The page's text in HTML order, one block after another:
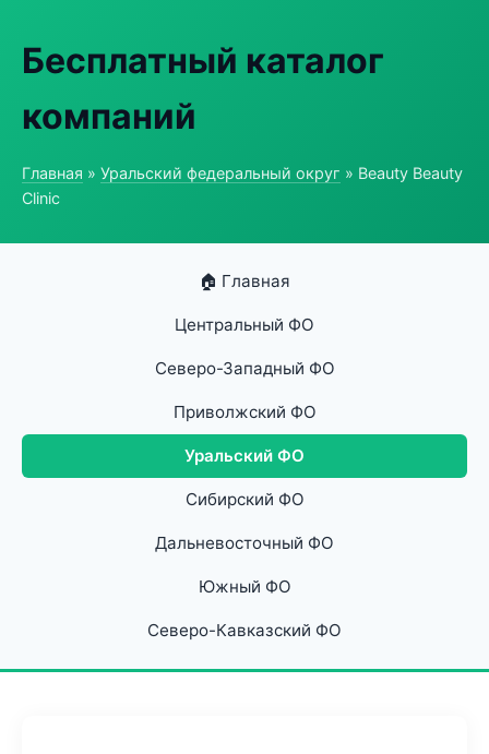
Бесплатный каталог
компаний
Главная » Уральский федеральный округ » Beauty Beauty
Clinic
🏠 Главная
Центральный ФО
Северо-Западный ФО
Приволжский ФО
Уральский ФО
Сибирский ФО
Дальневосточный ФО
Южный ФО
Северо-Кавказский ФО